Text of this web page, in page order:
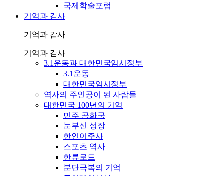
국제학술포럼
기억과 감사
기억과 감사
기억과 감사
3.1운동과 대한민국임시정부
3.1운동
대한민국임시정부
역사의 주인공이 된 사람들
대한민국 100년의 기억
민주 공화국
눈부신 성장
한인이주사
스포츠 역사
한류로드
분단극복의 기억